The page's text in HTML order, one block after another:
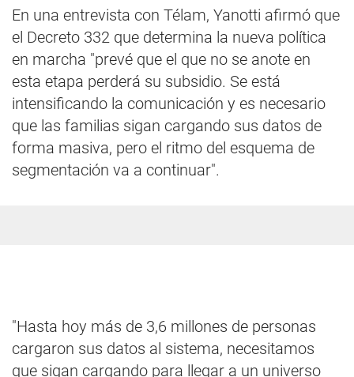
En una entrevista con Télam, Yanotti afirmó que
el Decreto 332 que determina la nueva política
en marcha "prevé que el que no se anote en
esta etapa perderá su subsidio. Se está
intensificando la comunicación y es necesario
que las familias sigan cargando sus datos de
forma masiva, pero el ritmo del esquema de
segmentación va a continuar".
"Hasta hoy más de 3,6 millones de personas
cargaron sus datos al sistema, necesitamos
que sigan cargando para llegar a un universo